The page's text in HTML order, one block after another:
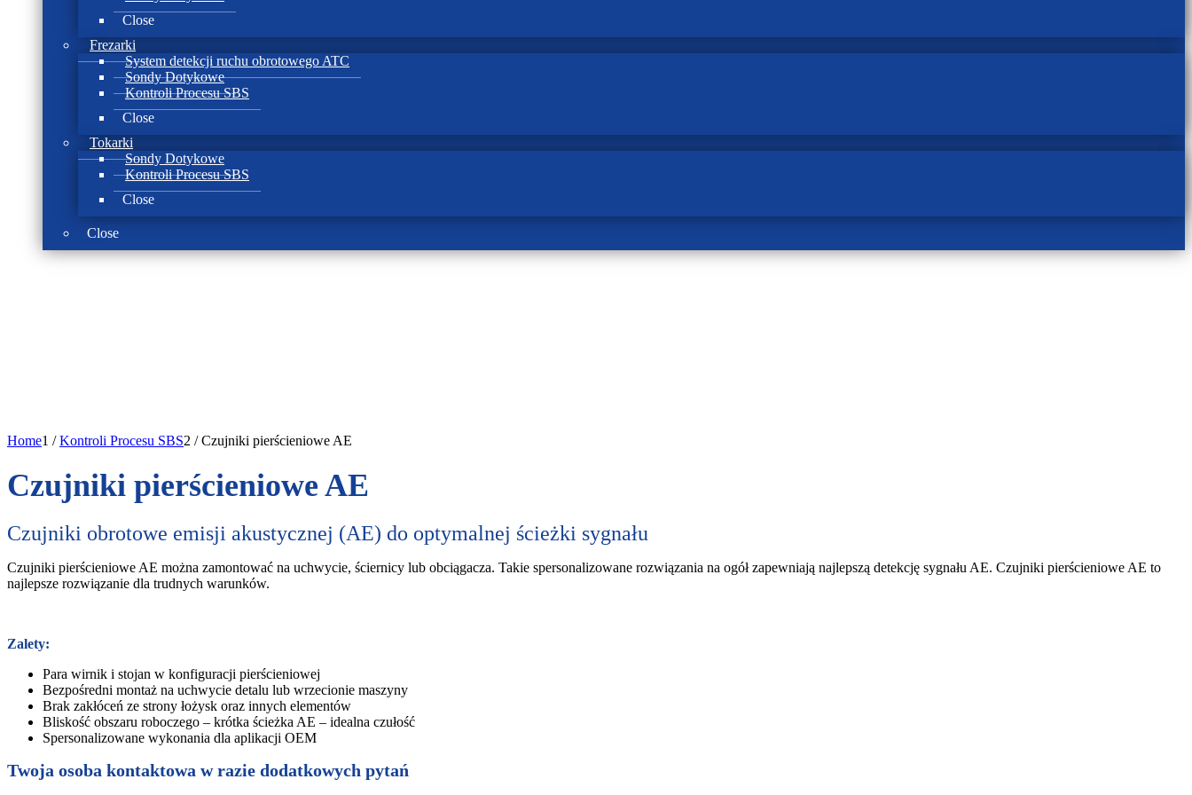
Close
Frezarki
System detekcji ruchu obrotowego ATC
Sondy Dotykowe
Kontroli Procesu SBS
Close
Tokarki
Sondy Dotykowe
Kontroli Procesu SBS
Close
Close
Home1 / Kontroli Procesu SBS2 / Czujniki pierścieniowe AE
Czujniki pierścieniowe AE
Czujniki obrotowe emisji akustycznej (AE) do optymalnej ścieżki sygnału
Czujniki pierścieniowe AE można zamontować na uchwycie, ściernicy lub obciągacza. Takie spersonalizowane rozwiązania na ogół zapewniają najlepszą detekcję sygnału AE. Czujniki pierścieniowe AE to
najlepsze rozwiązanie dla trudnych warunków.
Zalety:
Para wirnik i stojan w konfiguracji pierścieniowej
Bezpośredni montaż na uchwycie detalu lub wrzecionie maszyny
Brak zakłóceń ze strony łożysk oraz innych elementów
Bliskość obszaru roboczego – krótka ścieżka AE – idealna czułość
Spersonalizowane wykonania dla aplikacji OEM
Twoja osoba kontaktowa w razie dodatkowych pytań